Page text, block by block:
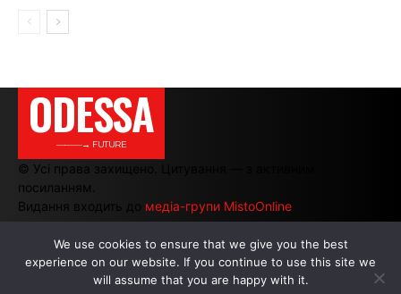
ODESSA
———→ FUTURE
© Усі права захищено. Цитування — з активним
посиланням.
Видання входить до медіа-групи MistoOnline
АВТОРИ | РЕКЛАМА НА САЙТІ
We use cookies to ensure that we give you the best
experience on our website. If you continue to use this site we
will assume that you are happy with it.